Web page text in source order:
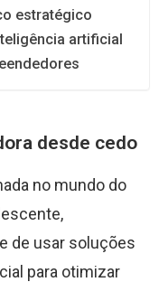
estratégico
artificial
desde cedo
no mundo do
de usar soluções
para otimizar